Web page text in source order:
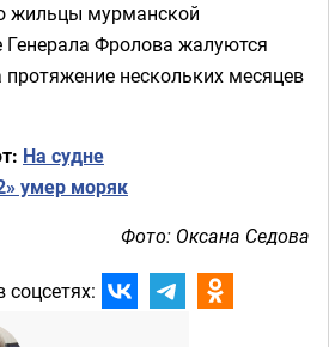
жильцы мурманской
Генерала Фролова жалуются
нескольких месяцев
На судне
умер моряк
Фото: Оксана Седова
соцсетях: